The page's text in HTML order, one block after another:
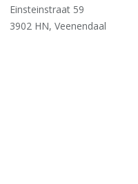
Einsteinstraat 59
3902 HN, Veenendaal